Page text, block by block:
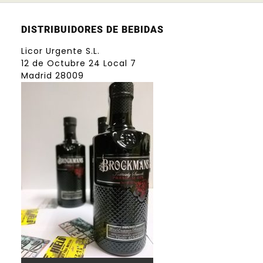
DISTRIBUIDORES DE BEBIDAS
Licor Urgente S.L.
12 de Octubre 24 Local 7
Madrid 28009